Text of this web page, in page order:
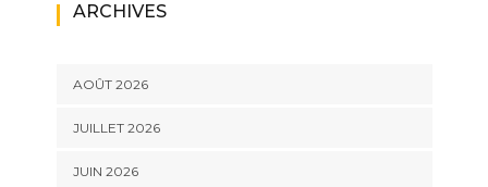
ARCHIVES
AOÛT 2026
JUILLET 2026
JUIN 2026